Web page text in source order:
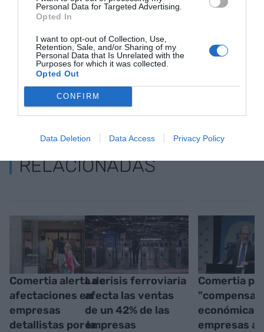
Personal Data for Targeted Advertising.
Opted In
I want to opt-out of Collection, Use,
Retention, Sale, and/or Sharing of my
Personal Data that Is Unrelated with the
Purposes for which it was collected.
Opted Out
CONFIRM
Data Deletion Data Access Privacy Policy
de Google de forma gratuita
Mantente informado con las últimas noticias de
actualidad
ACTIVAR AHORA
RELACIONADAS
Comertia alerta de
afectaciones en
empresas
detallistas por la
La crisis ferroviaria
afecta las ventas
de un 42% de las
empresas
Comertia
empresas